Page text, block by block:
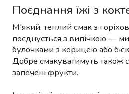
Поєднання їжі з
М'який, теплий смак з
поєднується з випічкою —
булочками з корицею або
Добре смакуватимуть також
запечені фрукти.